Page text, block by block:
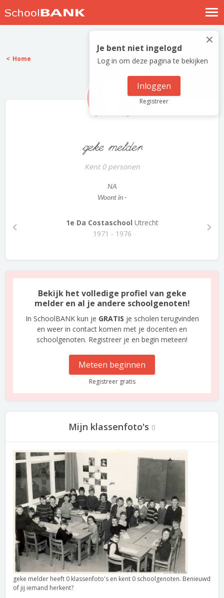
Nostalgische verhalen
Log in
Meld je gratis aan
×
Je bent niet ingelogd
Log in om deze pagina te bekijken
Inloggen
Registreer
Home
geke melder
Kent 0 personen
NA
Woont in -
1e Da Costaschool Utrecht
1971 - 1976
Bekijk het volledige profiel van geke
melder en al je andere schoolgenoten!
In SchoolBANK kun je GRATIS je scholen terugvinden
en weer in contact komen met je docenten en
schoolgenoten. Registreer je en begin meteen!
Meteen beginnen
Registreer gratis
Mijn klassenfoto's 0
geke melder heeft 0 klassenfoto's en kent 0 schoolgenoten. Benieuwd
of jij iemand herkent?